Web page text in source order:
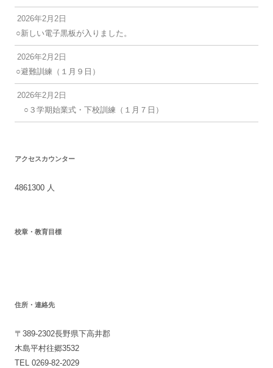
2026年2月2日
○新しい電子黒板が入りました。
2026年2月2日
○避難訓練（１月９日）
2026年2月2日
○３学期始業式・下校訓練（１月７日）
アクセスカウンター
4861300 人
校章・教育目標
住所・連絡先
〒389-2302長野県下高井郡
木島平村往郷3532
TEL 0269-82-2029